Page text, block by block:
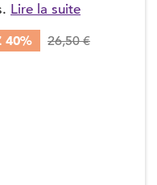
Lire la suite
40% 26,50 €